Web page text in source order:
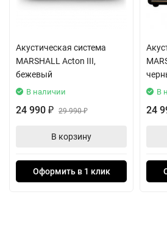
подключения через 3,5-мм аудио
акустическую систему Acton III
всех ваших аудио-потребностей.
Акустическая система
MARSHALL Acton III,
бежевый
В наличии
24 990 ₽ 29 990₽
В корзину
Оформить в 1 клик
В
24